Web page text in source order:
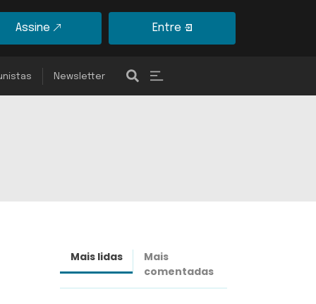
Assine Entre
Newsletter
Mais lidas
Mais
comentadas